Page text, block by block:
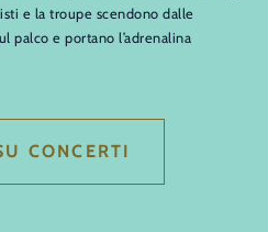
e la troupe scendono dalle
palco e portano l’adrenalina
CONCERTI